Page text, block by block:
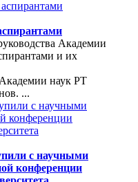
Академии
и их
наук РТ
...
с научными
конференции